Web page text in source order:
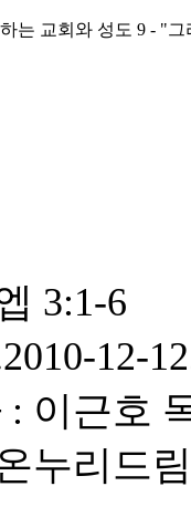
는 교회와 성도 9 - "
3:1-6
12-
: 이근호
누리드